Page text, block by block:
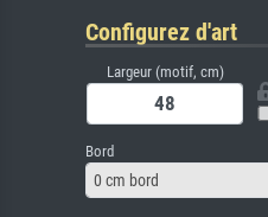
Configurez d'art
Largeur (motif, cm)
Bord
0 cm bord